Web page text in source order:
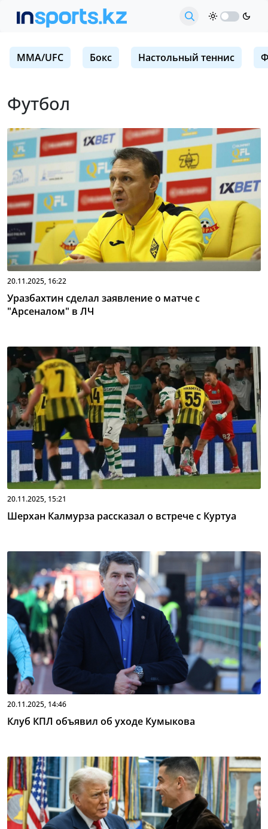
MMA/UFC Бокс Настольный теннис
Футбол
20.11.2025, 16:22
Уразбахтин сделал заявление о матче с
"Арсеналом" в ЛЧ
20.11.2025, 15:21
Шерхан Калмурза рассказал о встрече с Куртуа
20.11.2025, 14:46
Клуб КПЛ объявил об уходе Кумыкова